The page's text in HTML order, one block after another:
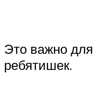
Это важно
ребятишек.